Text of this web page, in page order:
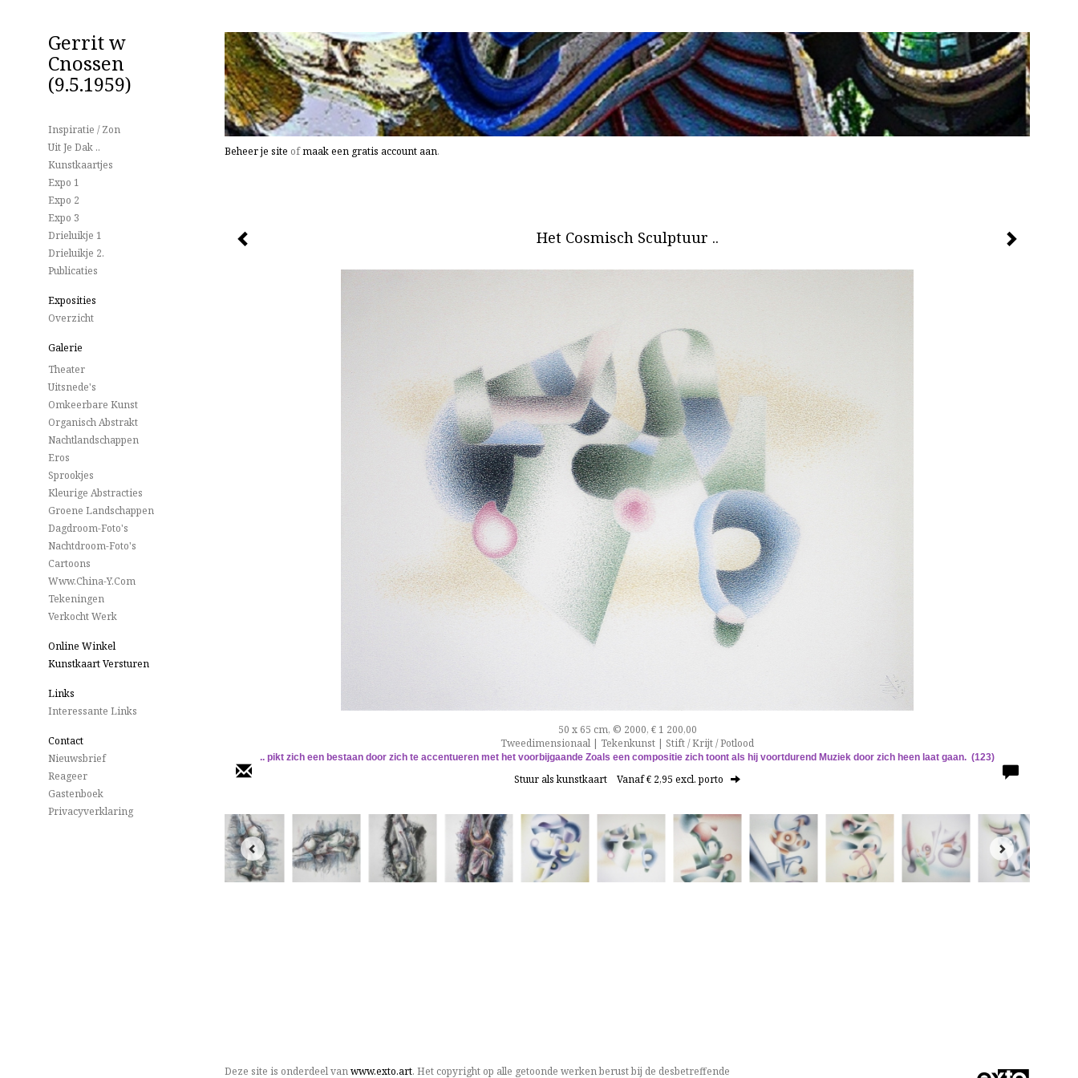
Beheer je site ofmaak een gratis account aan.
Het Cosmisch Sculptuur ..
50 x 65 cm, © 2000, € 1 200,00
Tweedimensionaal | Tekenkunst | Stift / Krijt / Potlood
.. pikt zich een bestaan door zich te accentueren met het voorbijgaande Zoals een compositie zich toont als hij voortdurend Muziek door zich heen laat gaan. (123)
Stuur als kunstkaart Vanaf € 2,95 excl. porto
Gerrit w
Cnossen
(9.5.1959)
Inspiratie / Zon
Uit Je Dak ..
Kunstkaartjes
Expo 1
Expo 2
Expo 3
Drieluikje 1
Drieluikje 2.
Publicaties
Exposities
Overzicht
Galerie
Theater
Uitsnede's
Omkeerbare Kunst
Organisch Abstrakt
Nachtlandschappen
Eros
Sprookjes
Kleurige Abstracties
Groene Landschappen
Dagdroom-Foto's
Nachtdroom-Foto's
Cartoons
Www.China-Y.com
Tekeningen
Verkocht Werk
Online Winkel
Kunstkaart Versturen
Links
Interessante Links
Contact
Nieuwsbrief
Reageer
Gastenboek
Privacyverklaring
Deze site is onderdeel vanwww.exto.art. Het copyright op alle getoonde werken berust bij de desbetreffende